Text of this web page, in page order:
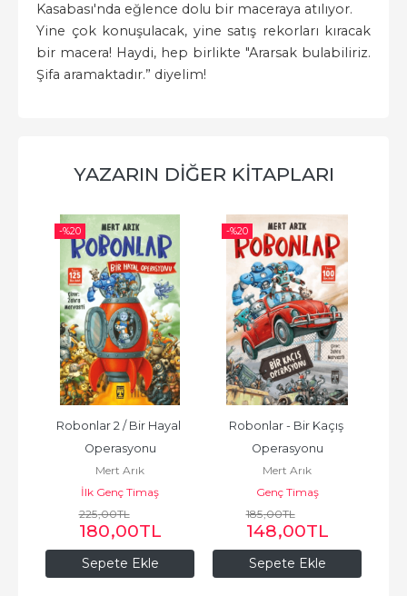
Kasabası'nda eğlence dolu bir maceraya atılıyor.
Yine çok konuşulacak, yine satış rekorları kıracak
bir macera! Haydi, hep birlikte "Ararsak bulabiliriz.
Şifa aramaktadır.” diyelim!
YAZARIN DIĞER KITAPLARI
-%20
Sepete Ekle
Robonlar 2 / Bir Hayal
Operasyonu
Mert Arık
İlk Genç Timaş
225,00TL
180,00TL
-%20
Sepete Ekle
Robonlar - Bir Kaçış
Operasyonu
Mert Arık
Genç Timaş
185,00TL
148,00TL